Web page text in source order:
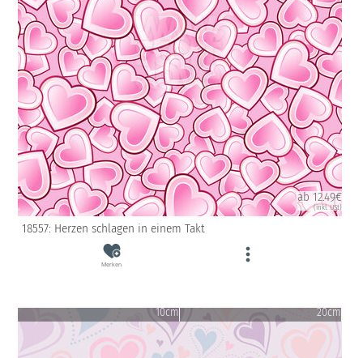
ab 12.49€
(inkl. USt)
18557: Herzen schlagen in einem Takt
Merken
10cm 20cm